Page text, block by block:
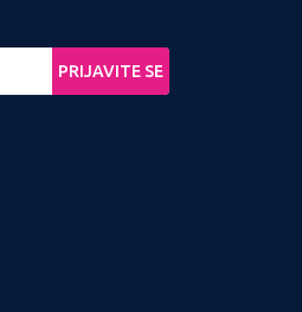
PRIJAVITE SE